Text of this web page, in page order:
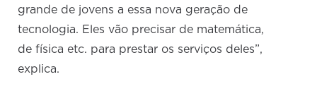
grande de jovens a essa nova geração de
tecnologia. Eles vão precisar de matemática,
de física etc. para prestar os serviços deles”,
explica.